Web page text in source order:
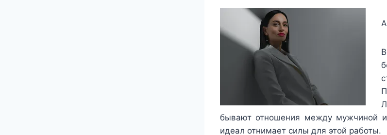
бывают отношения между мужчиной
идеал отнимает силы для этой работы.